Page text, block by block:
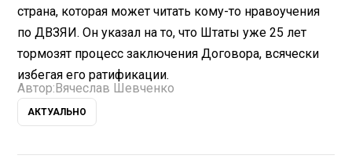
страна, которая может читать кому-то нравоучения
по ДВЗЯИ. Он указал на то, что Штаты уже 25 лет
тормозят процесс заключения Договора, всячески
избегая его ратификации.
Автор:Вячеслав Шевченко
АКТУАЛЬНО